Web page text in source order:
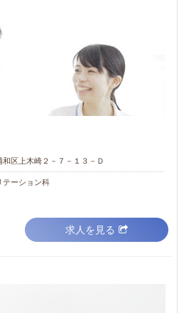
区上木崎２－７－１３－Ｄ
ーション科
求人を見る